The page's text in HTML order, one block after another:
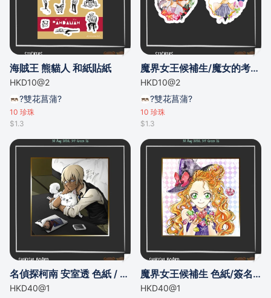
海賊王 熊貓人 和紙貼紙
HKD10@2
?雙花菖蒲?
10 珍珠
$1.3
魔界女王候補生/魔女的考驗 和紙貼紙
HKD10@2
?雙花菖蒲?
10 珍珠
$1.3
名偵探柯南 安室透 色紙 / 零的日常 降谷零 簽名板
HKD40@1
魔界女王候補生 色紙/簽名板
HKD40@1